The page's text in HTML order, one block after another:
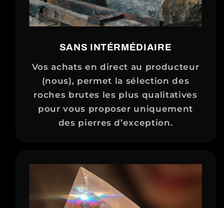
SANS INTÉRMÉDIAIRE
Vos achats en direct au producteur
(nous), permet la sélection des
roches brutes les plus qualitatives
pour vous proposer uniquement
des pierres d’exception.